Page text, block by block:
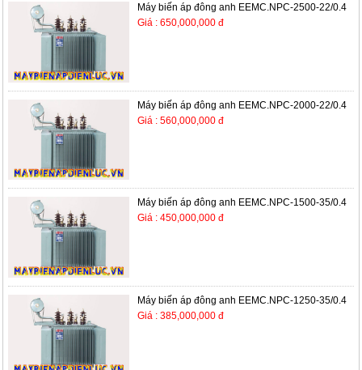
Máy biến áp đông anh EEMC.NPC-2500-22/0.4
Giá : 650,000,000 đ
Máy biến áp đông anh EEMC.NPC-2000-22/0.4
Giá : 560,000,000 đ
Máy biến áp đông anh EEMC.NPC-1500-35/0.4
Giá : 450,000,000 đ
Máy biến áp đông anh EEMC.NPC-1250-35/0.4
Giá : 385,000,000 đ